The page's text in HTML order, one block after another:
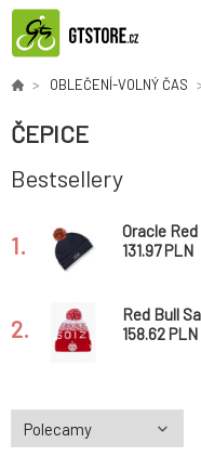
OBLEČENÍ-VOLNÝ ČAS
ČEPICE
Bestsellery
1.
Oracle
131.97 PLN
2.
Red Bull
158.62 PLN